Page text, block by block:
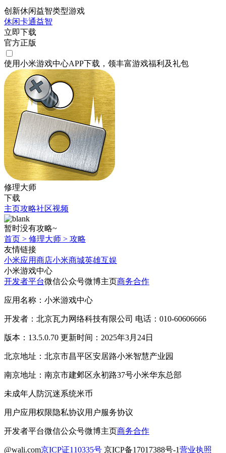
创新休闲益智类型游戏
休闲卡通益智
立即下载
官方正版
使用小米游戏中心APP下载 ，领丰富游戏福利 及礼包
修理大师
下载
主页攻略社区视频
暂时没有攻略~
首页 > 修理大师 > 攻略
友情链接
小米应用商店小米商城英雄互娱
小米游戏中心
开发者平台微信公众号微博主页商务合作
应用名称：小米游戏中心
开发者：北京瓦力网络科技有限公司 电话：010-60606666
版本：13.5.0.70 更新时间：2025年3月24日
北京地址：北京市昌平区安居路小米智慧产业园
南京地址：南京市建邺区永初路37号小米华东总部
未成年人防沉迷系统米币
用户应用权限隐私协议用户服务协议
开发者平台微信公众号微博主页商务合作
@wali.com京ICP证110335号 京ICP备17017388号-1营业执照